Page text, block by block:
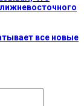
все новые